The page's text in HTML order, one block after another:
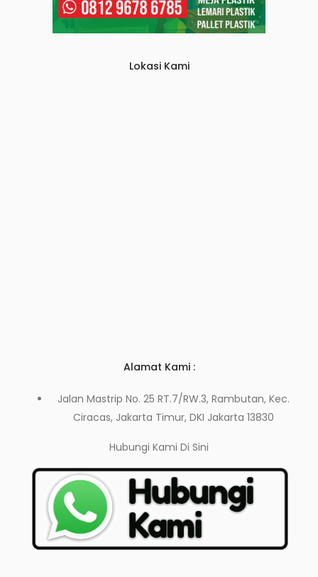
Lokasi Kami
Alamat Kami :
Jalan Mastrip No. 25 RT.7/RW.3, Rambutan, Kec.
Ciracas, Jakarta Timur, DKI Jakarta 13830
Hubungi Kami Di Sini